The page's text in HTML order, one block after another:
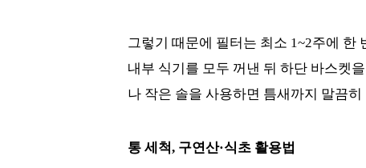
그렇기 때문에 필터는 최소 1~2주에 한
내부 식기를 모두 꺼낸 뒤 하단 바스켓
나 작은 솔을 사용하면 틈새까지 말끔히
통 세척, 구연산·식초 활용법